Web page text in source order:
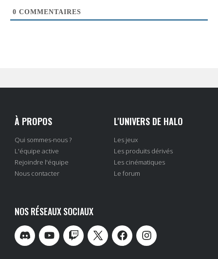
0 COMMENTAIRES
À PROPOS
Qui sommes-nous ?
L'équipe active
Rejoindre l'équipe
Nous contacter
L'UNIVERS DE HALO
Les jeux
Les produits dérivés
Les cinématiques
Le forum
NOS RÉSEAUX SOCIAUX